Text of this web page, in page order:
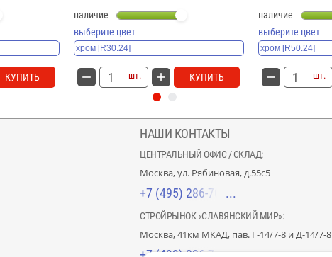
КУПИТЬ
наличие
выберите цвет
шт. КУПИТЬ
наличие
выберите цвет
шт.
НАШИ КОНТАКТЫ
ЦЕНТРАЛЬНЫЙ ОФИС / СКЛАД:
Москва, ул. Рябиновая, д.55с5
+7 (495) 286-70-40
СТРОЙРЫНОК «СЛАВЯНСКИЙ МИР»:
Москва, 41км МКАД, пав. Г-14/7-8 и Д-14/7-8